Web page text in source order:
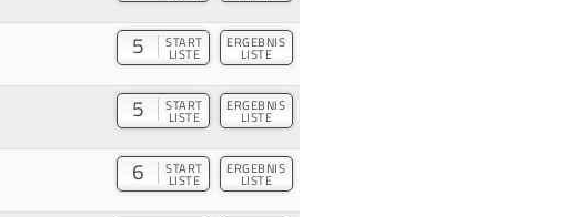
5 START
LISTE
ERGEBNIS
LISTE
5 START
LISTE
ERGEBNIS
LISTE
6 START
LISTE
ERGEBNIS
LISTE